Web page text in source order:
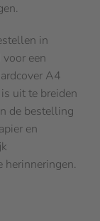
in
een
A4
uit te breiden
de bestelling
en
herinneringen.